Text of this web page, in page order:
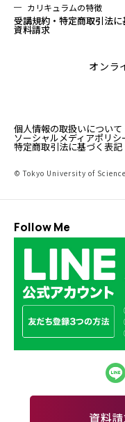
カリキュラムの特徴
受講規約・特定商取引法
資料請求
オンラ
個人情報の取扱いについて
ソーシャルメディアポリシ
特定商取引法に基づく表記
© Tokyo University of
Follow Me
資料